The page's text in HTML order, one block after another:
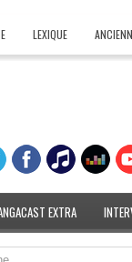
LEXIQUE
EXTRA